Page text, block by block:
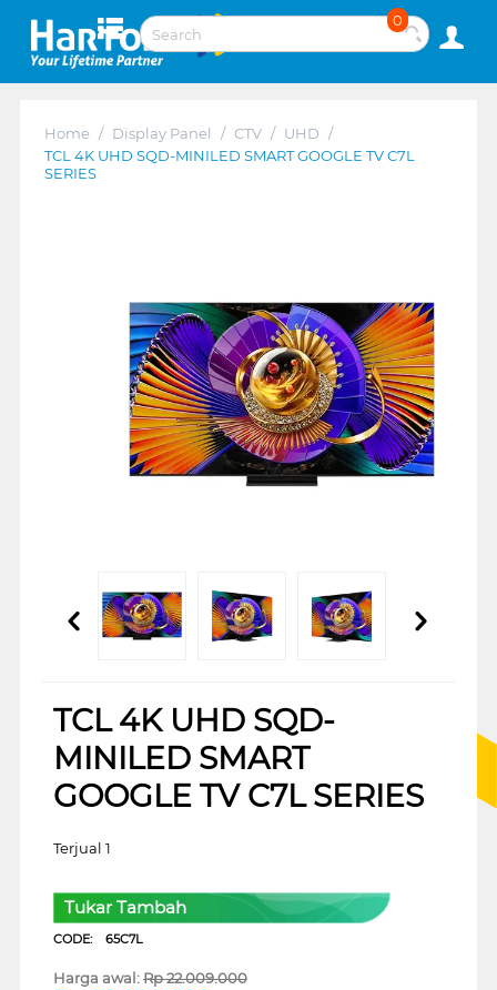
0
Home / Display Panel / CTV / UHD /
TCL 4K UHD SQD-MINILED SMART GOOGLE TV C7L
SERIES
TCL 4K UHD SQD-
MINILED SMART
GOOGLE TV C7L SERIES
Terjual 1
Tukar Tambah
CODE: 65C7L
Harga awal:Rp22.009.000